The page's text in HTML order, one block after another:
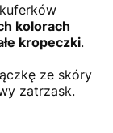
kolorach
kropeczki.
ze skóry
zatrzask.